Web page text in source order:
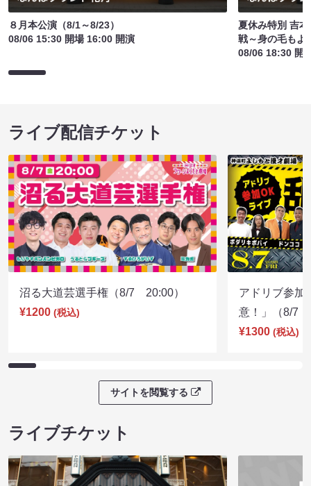
８月本公演（8/1～8/23）
08/06 15:30 開場 16:00 開演
夏休み特別 吉
戦～身の毛もよ
08/06 18:30 開
ライブ配信チケット
沼る大道芸選手権（8/7 20:00）
¥1200 (税込)
アドリブ参加
意！」（8/7
¥1300 (税込)
サイトを閲覧する
ライブチケット